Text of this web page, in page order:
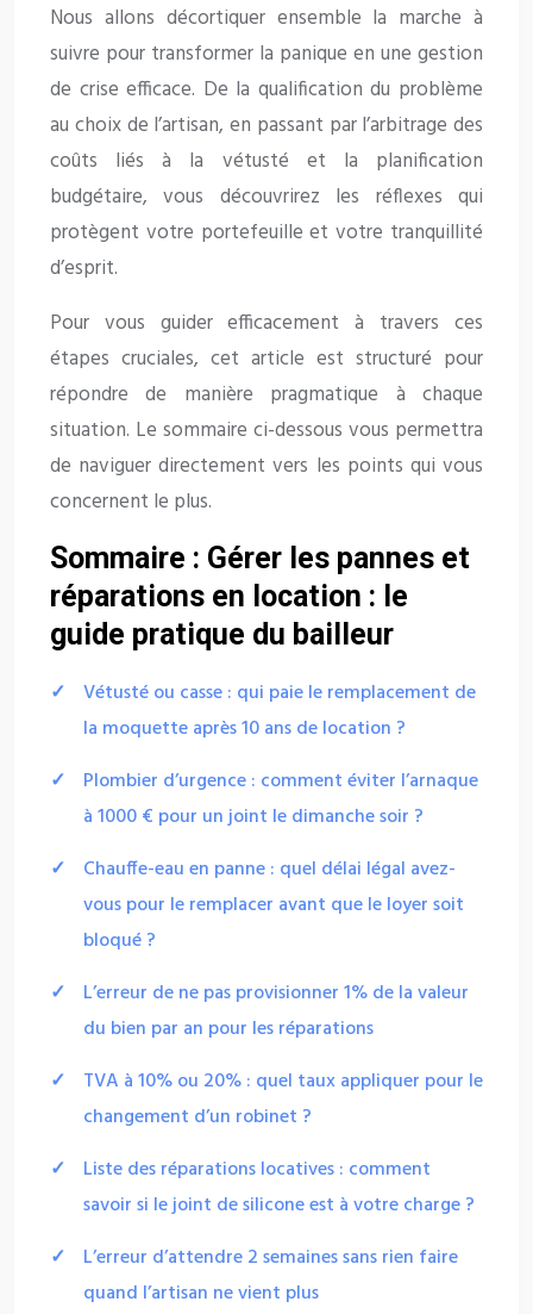
Nous allons décortiquer ensemble la marche à
suivre pour transformer la panique en une gestion
de crise efficace. De la qualification du problème
au choix de l’artisan, en passant par l’arbitrage des
coûts liés à la vétusté et la planification
budgétaire, vous découvrirez les réflexes qui
protègent votre portefeuille et votre tranquillité
d’esprit.
Pour vous guider efficacement à travers ces
étapes cruciales, cet article est structuré pour
répondre de manière pragmatique à chaque
situation. Le sommaire ci-dessous vous permettra
de naviguer directement vers les points qui vous
concernent le plus.
Sommaire : Gérer les pannes et
réparations en location : le
guide pratique du bailleur
Vétusté ou casse : qui paie le remplacement de
la moquette après 10 ans de location ?
Plombier d’urgence : comment éviter l’arnaque
à 1000 € pour un joint le dimanche soir ?
Chauffe-eau en panne : quel délai légal avez-
vous pour le remplacer avant que le loyer soit
bloqué ?
L’erreur de ne pas provisionner 1% de la valeur
du bien par an pour les réparations
TVA à 10% ou 20% : quel taux appliquer pour le
changement d’un robinet ?
Liste des réparations locatives : comment
savoir si le joint de silicone est à votre charge ?
L’erreur d’attendre 2 semaines sans rien faire
quand l’artisan ne vient plus